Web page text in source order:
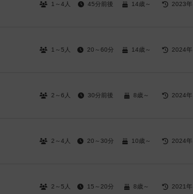
1～4人 45分前後 14歳～ 2023年
1～5人 20～60分 14歳～ 2024年
2～6人 30分前後 8歳～ 2024年
2～4人 20～30分 10歳～ 2024年
2～5人 15～20分 8歳～ 2021年